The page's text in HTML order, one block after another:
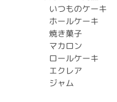
いつものケーキ
ホールケーキ
焼き菓子
マカロン
ロールケーキ
エクレア
ジャム